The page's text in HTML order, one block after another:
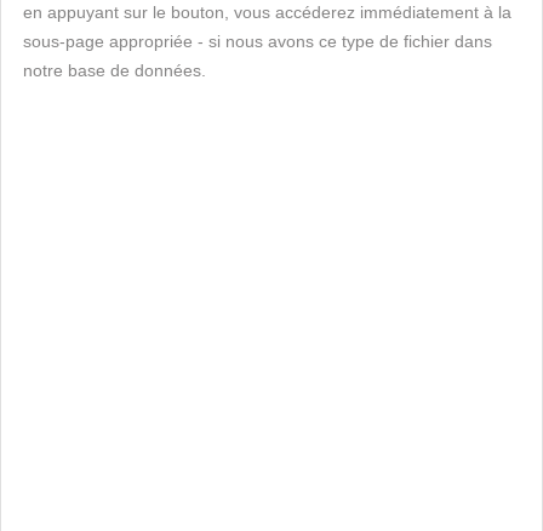
en appuyant sur le bouton, vous accéderez immédiatement à la
sous-page appropriée - si nous avons ce type de fichier dans
notre base de données.